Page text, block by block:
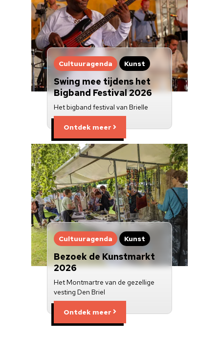
Cultuuragenda Kunst
Swing mee tijdens het
Bigband Festival 2026
Het bigband festival van Brielle
Ontdek meer
Cultuuragenda Kunst
Bezoek de Kunstmarkt
2026
Het Montmartre van de gezellige
vesting Den Briel
Ontdek meer